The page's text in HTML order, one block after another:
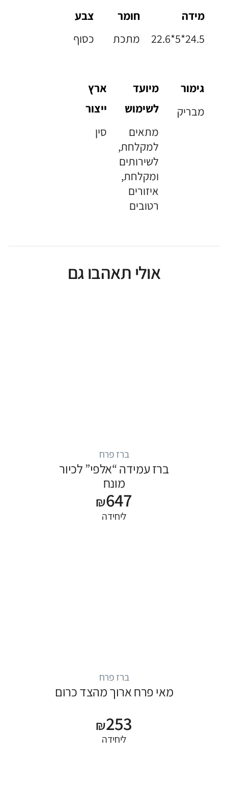
מידה
22.6*5*24.5
חומר
מתכת
צבע
כסוף
גימור
מבריק
מיועד
לשימוש
מתאים
למקלחת,
לשירותים
ומקלחת,
איזורים
רטובים
ארץ
ייצור
סין
אולי תאהבו גם
ברז פרח
ברז עמידה “אלפי” לכיור
מונח
₪647
ליחידה
ברז פרח
מאי פרח ארוך מהצד כרום
₪253
ליחידה